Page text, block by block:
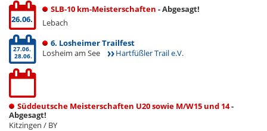
SLB-10 km-Meisterschaften - Abgesagt!
26.06.
Lebach
6. Losheimer Trailfest
27.06.
28.06.
Losheim am See Hartfüßler Trail e.V.
Süddeutsche Meisterschaften U20 sowie M/W15 und 14-
Abgesagt!
Kitzingen / BY